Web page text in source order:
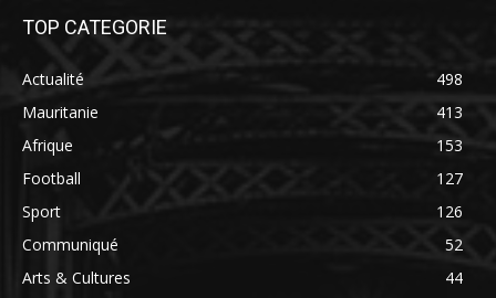
TOP CATEGORIE
Actualité
498
Mauritanie
413
Afrique
153
Football
127
Sport
126
Communiqué
52
Arts & Cultures
44